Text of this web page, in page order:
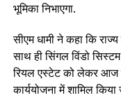
भूमिका निभाएगा.
सीएम धामी ने कहा कि
साथ ही सिंगल विंडो
रियल एस्टेट को लेकर आज
कार्ययोजना में शामिल किया